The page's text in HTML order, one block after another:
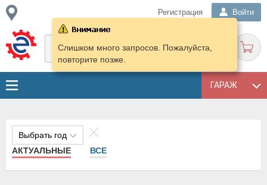
Регистрация Войти
ГАРАЖ
Слишком много запросов. Пожалуйста,
повторите позже.
Выбрать год
АКТУАЛЬНЫЕ
ВСЕ